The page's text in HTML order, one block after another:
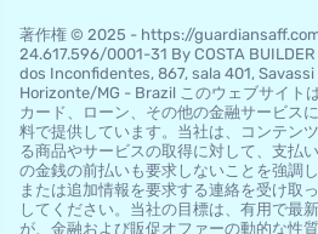
著作権 © 2025 - https://
24.617.596/0001-31 By COSTA
dos Inconfidentes, 867, sala 401,
Horizo​​nte/MG - Brazil このウェブサイト
カード、ローン、その他の金融サービス
料で提供しています。当社は、コンテン
る商品やサービスの取得に対して、支払
の金銭の前払いも要求しないことを強調
または追加情報を要求する連絡を受け取
してください。当社の目標は、有用で最
が、金融および販促オファーの動的な性